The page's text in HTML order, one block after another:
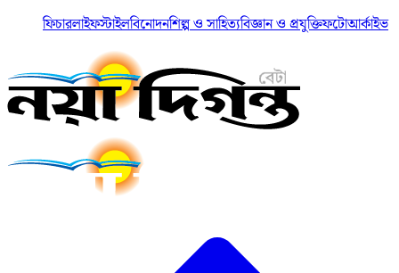
ফিচারলাইফস্টাইলবিনোদনশিল্প ও সাহিত্যবিজ্ঞান ও প্রযুক্তিফটোআর্কাইভ